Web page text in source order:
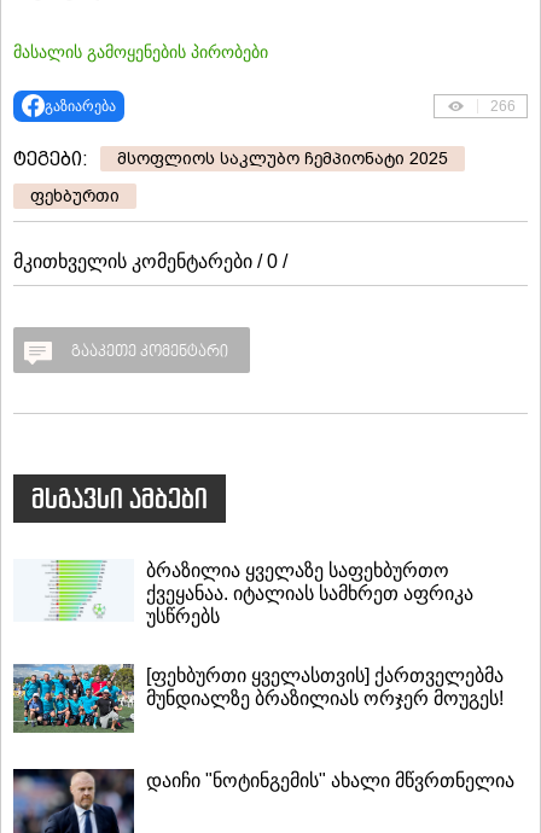
მასალის გამოყენების პირობები
გაზიარება 266
ტეგები:
მსოფლიოს საკლუბო ჩემპიონატი 2025
ფეხბურთი
მკითხველის კომენტარები / 0 /
გააკეთე კომენტარი
მსგავსი ამბები
ბრაზილია ყველაზე საფეხბურთო
ქვეყანაა. იტალიას სამხრეთ აფრიკა
უსწრებს
[ფეხბურთი ყველასთვის] ქართველებმა
მუნდიალზე ბრაზილიას ორჯერ მოუგეს!
დაიჩი "ნოტინგემის" ახალი მწვრთნელია